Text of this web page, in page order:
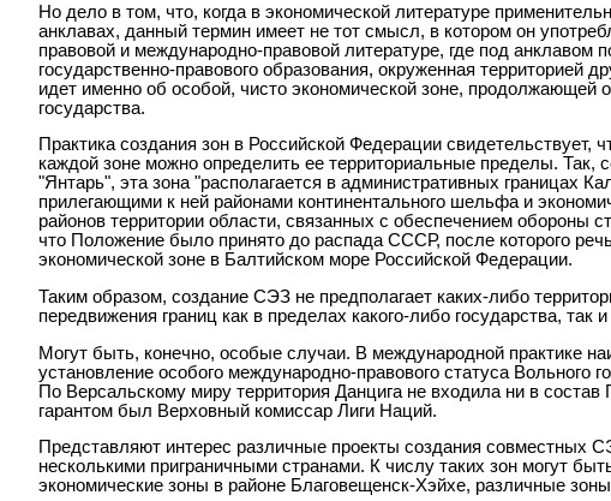
Но дело в том, что, когда в экономической литературе
анклавах, данный термин имеет не тот смысл, в котором он
правовой и международно-правовой литературе, где под анклавом
государственно-правового образования, окруженная территорией
идет именно об особой, чисто экономической зоне, продолжающей
государства.
Практика создания зон в Российской Федерации свидетельствует,
каждой зоне можно определить ее территориальные пределы. Так,
"Янтарь", эта зона "располагается в административных границах
прилегающими к ней районами континентального шельфа и
районов территории области, связанных с обеспечением обороны
что Положение было принято до распада СССР, после которого
экономической зоне в Балтийском море Российской Федерации.
Таким образом, создание СЭЗ не предполагает каких-либо
передвижения границ как в пределах какого-либо государства, так и
Могут быть, конечно, особые случаи. В международной практике
установление особого международно-правового статуса Вольного
По Версальскому миру территория Данцига не входила ни в
гарантом был Верховный комиссар Лиги Наций.
Представляют интерес различные проекты создания совместных
несколькими приграничными странами. К числу таких зон могут
экономические зоны в районе Благовещенск-Хэйхе, различные